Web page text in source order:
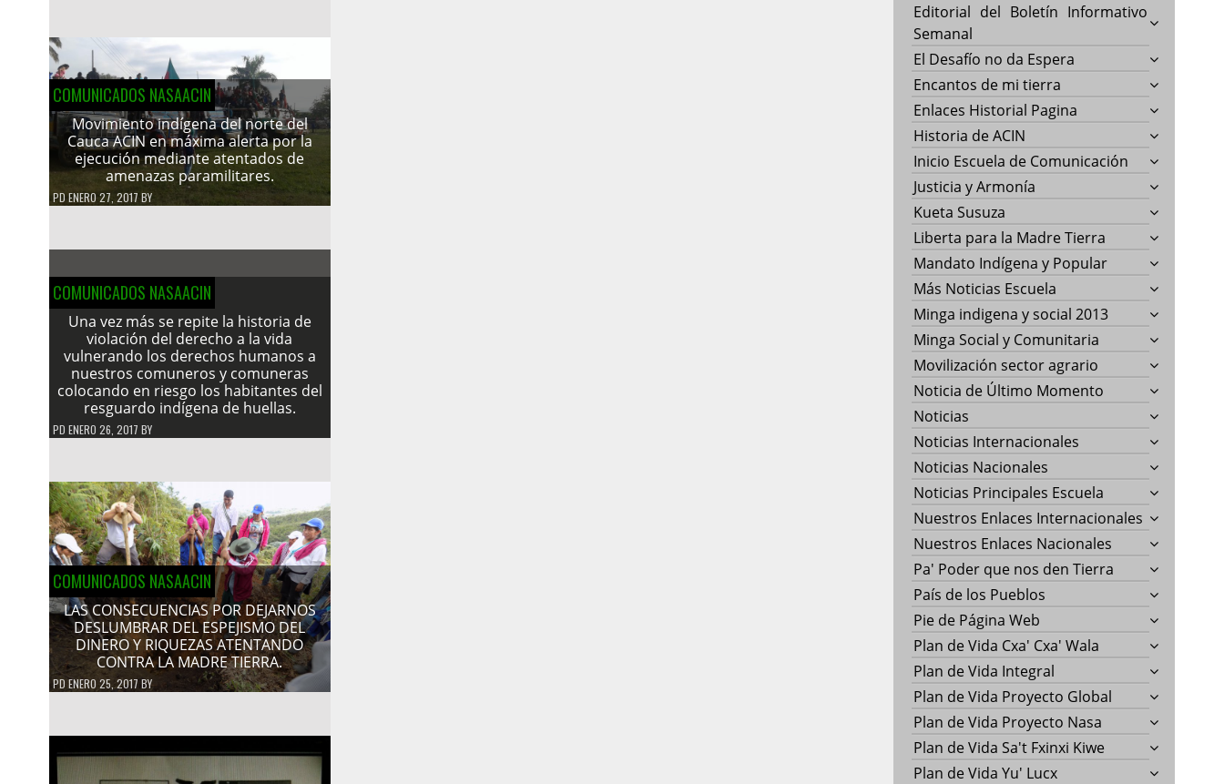
COMUNICADOS NASAACIN
Movimiento indígena del norte del
Cauca ACIN en máxima alerta por la
ejecución mediante atentados de
amenazas paramilitares.
PD ENERO 27, 2017 BY
COMUNICADOS NASAACIN
Una vez más se repite la historia de
violación del derecho a la vida
vulnerando los derechos humanos a
nuestros comuneros y comuneras
colocando en riesgo los habitantes del
resguardo indígena de huellas.
PD ENERO 26, 2017 BY
COMUNICADOS NASAACIN
LAS CONSECUENCIAS POR DEJARNOS
DESLUMBRAR DEL ESPEJISMO DEL
DINERO Y RIQUEZAS ATENTANDO
CONTRA LA MADRE TIERRA.
PDENERO 25, 2017 BY
Editorial del Boletín Informativo
Semanal
El Desafío no da Espera
Encantos de mi tierra
Enlaces Historial Pagina
Historia de ACIN
Inicio Escuela de Comunicación
Justicia y Armonía
Kueta Susuza
Liberta para la Madre Tierra
Mandato Indígena y Popular
Más Noticias Escuela
Minga indigena y social 2013
Minga Social y Comunitaria
Movilización sector agrario
Noticia de Último Momento
Noticias
Noticias Internacionales
Noticias Nacionales
Noticias Principales Escuela
Nuestros Enlaces Internacionales
Nuestros Enlaces Nacionales
Pa' Poder que nos den Tierra
País de los Pueblos
Pie de Página Web
Plan de Vida Cxa' Cxa' Wala
Plan de Vida Integral
Plan de Vida Proyecto Global
Plan de Vida Proyecto Nasa
Plan de Vida Sa't Fxinxi Kiwe
Plan de Vida Yu' Lucx